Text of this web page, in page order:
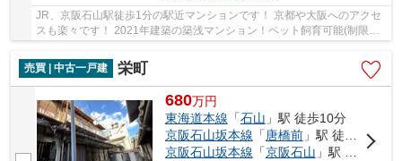
JR、京阪石山駅徒歩1分の駅近マンションです！ 京都や大阪へのアクセ
スも楽々です！ 2021年建築の築浅マンション！ペット飼育可能(制限
有)！ 雨風を凌ぐ「内廊下」が採用されています！
売買 | 中古一戸建
栄町
680万円
東海道本線 「石山 」駅 徒歩10分
京阪石山坂本線 「唐橋前」駅 徒歩4分
京阪石山坂本線 「京阪石山 」駅 徒歩10分